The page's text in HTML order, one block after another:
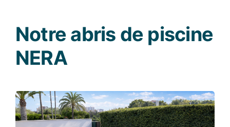
Notre abris de piscine
NERA